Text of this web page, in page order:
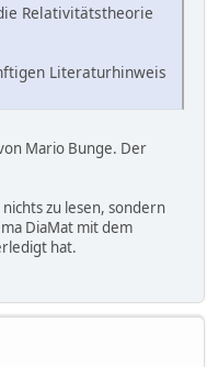
Relativitätstheorie
Literaturhinweis
Mario Bunge. Der
zu lesen, sondern
DiaMat mit dem
hat.